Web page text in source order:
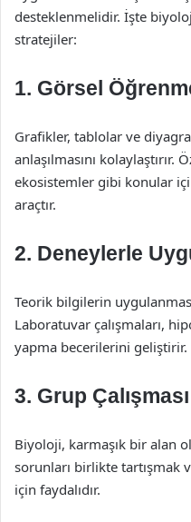
desteklenmelidir. İşte
stratejiler:
1. Görsel
Grafikler, tablolar ve
anlaşılmasını kolaylaştırır.
ekosistemler gibi konular
araçtır.
2. Deneylerle
Teorik bilgilerin
Laboratuvar çalışmaları,
yapma becerilerini geliştirir.
3. Grup Çalışması
Biyoloji, karmaşık bir alan
sorunları birlikte tartışmak
için faydalıdır.